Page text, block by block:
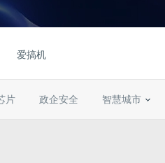
爱搞机
片 政企安全 智慧城市